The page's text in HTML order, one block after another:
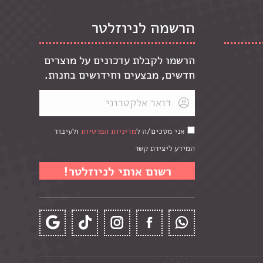
הרשמה לניוזלטר
הרשמו לקבלת עדכונים על מוצרים
חדשים, מבצעים וחידושים בחנות.
אני מסכים/ה למדיניות הפרטיות ולעיבוד
המידע ליצירת קשר